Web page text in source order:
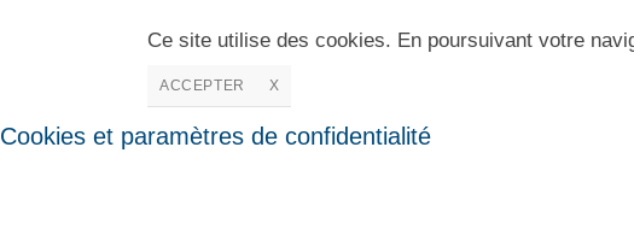
Ce site utilise des cookies. En poursuivant votre
ACCEPTER X
Cookies et paramètres de confidentialité